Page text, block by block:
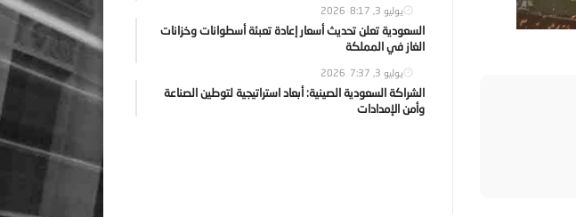
يوليو 3, 2026 8:17
السعودية تعلن تحديث أسعار إعادة تعبئة أسطوانات وخزانات
الغاز في المملكة
يوليو 3, 2026 7:37
الشراكة السعودية الصينية: أبعاد استراتيجية لتوطين الصناعة
وأمن الإمدادات